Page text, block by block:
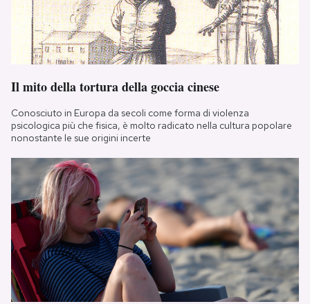
Il mito della tortura della goccia cinese
Conosciuto in Europa da secoli come forma di violenza
psicologica più che fisica, è molto radicato nella cultura popolare
nonostante le sue origini incerte